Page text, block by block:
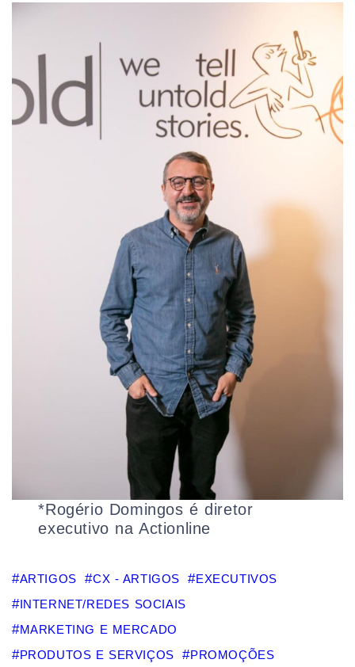
*Rogério Domingos é diretor
executivo na Actionline
ARTIGOS CX - ARTIGOS
EXECUTIVOS
INTERNET/REDES SOCIAIS
MARKETING E MERCADO
PRODUTOS E SERVIÇOS
PROMOÇÕES